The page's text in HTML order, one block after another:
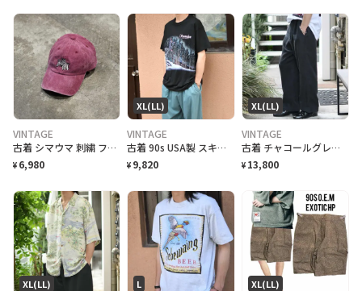
VINTAGE
古着 シマウマ 刺繍 フェード 6パネル ベースボールキャップ 帽子 キャップ
¥ 6,980
XL(LL)
VINTAGE
古着 90s USA製 スキーリゾート スーベニアTシャツ プリントTシャツ 黒
¥ 9,820
XL(LL)
VINTAGE
古着 チャコールグレー リネンスラックス スラックス ワイドパンツ タックパンツ
¥ 13,800
XL(LL) L XL(LL)